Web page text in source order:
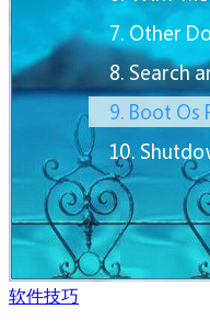
软件技巧